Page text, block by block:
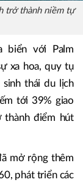
trở thành niềm tự
biển với Palm
xa hoa, quy tụ
thái du lịch
tới 39% giao
thành điểm hút
mở rộng thêm
phát triển các